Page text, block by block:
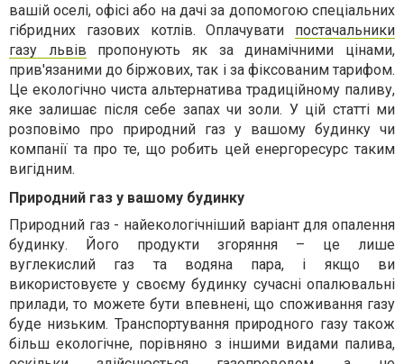
вашій оселі, офісі або на дачі за допомогою спеціальних
гібридних газових котлів. Оплачувати постачальники
газу львів
пропонують як за динамічними цінами,
прив'язаними до біржових, так і за фіксованим тарифом.
Це екологічно чиста альтернатива традиційному паливу,
яке залишає після себе запах чи золи. У цій статті ми
розповімо про природний газ у вашому будинку чи
компанії та про те, що робить цей енергоресурс таким
вигідним.
Природний газ у вашому будинку
Природний газ - найекологічніший варіант для опалення
будинку. Його продукти згоряння – це лише
вуглекислий газ та водяна пара, і якщо ви
використовуєте у своєму будинку сучасні опалювальні
прилади, то можете бути впевнені, що споживання газу
буде низьким. Транспортування природного газу також
більш екологічне, порівняно з іншими видами палива,